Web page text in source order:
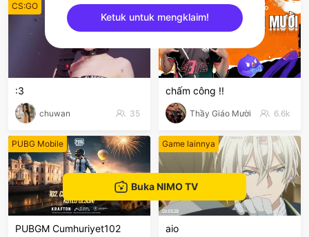
CS:GO
:3
chuwan 35
League of Legends
chấm công !!
Thầy Giáo Mười 6.6k
PUBG Mobile
PUBGM Cumhuriyet102
Game lainnya
aio
Buka NIMO TV
Ketuk untuk mengklaim!
sentinelEnd